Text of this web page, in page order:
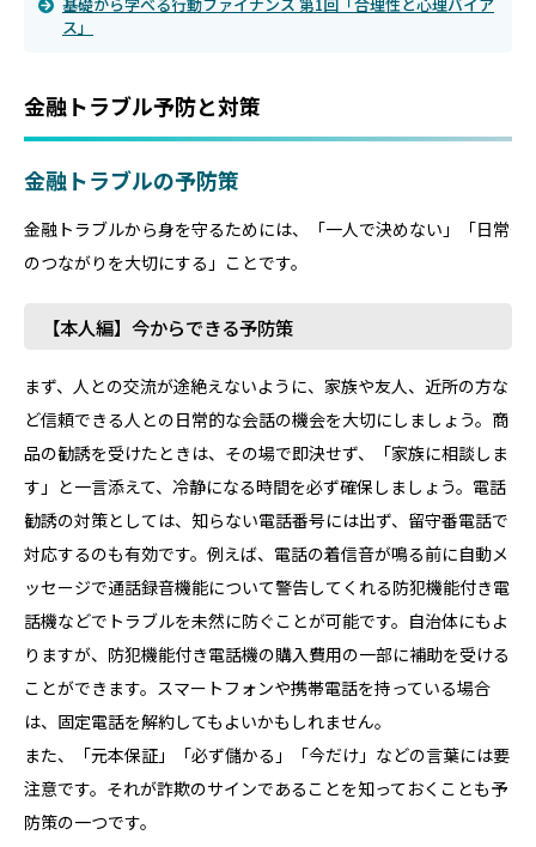
ス」
金融トラブル予防と対策
金融トラブルの予防策
金融トラブルから身を守るためには、「一人で決めない」「日常
のつながりを大切にする」ことです。
【本人編】今からできる予防策
まず、人との交流が途絶えないように、家族や友人、近所の方な
ど信頼できる人との日常的な会話の機会を大切にしましょう。商
品の勧誘を受けたときは、その場で即決せず、「家族に相談しま
す」と一言添えて、冷静になる時間を必ず確保しましょう。電話
勧誘の対策としては、知らない電話番号には出ず、留守番電話で
対応するのも有効です。例えば、電話の着信音が鳴る前に自動メ
ッセージで通話録音機能について警告してくれる防犯機能付き電
話機などでトラブルを未然に防ぐことが可能です。自治体にもよ
りますが、防犯機能付き電話機の購入費用の一部に補助を受ける
ことができます。スマートフォンや携帯電話を持っている場合
は、固定電話を解約してもよいかもしれません。
また、「元本保証」「必ず儲かる」「今だけ」などの言葉には要
注意です。それが詐欺のサインであることを知っておくことも予
防策の一つです。